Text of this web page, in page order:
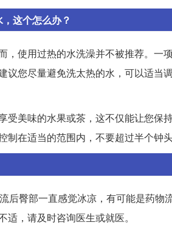
这个怎么办？
使用过热的水洗澡并不被推荐。一
您尽量避免洗太热的水，可以适当
美味的水果或茶，这不仅能让您保
在适当的范围内，不要超过半个钟头
后臀部一直感觉冰凉，有可能是药物
，请及时咨询医生或就医。